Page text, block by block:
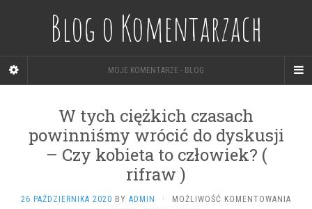
Blog o Komentarzach
MOJE KOMENTARZE - BLOG
W tych ciężkich czasach
powinniśmy wrócić do dyskusji
– Czy kobieta to człowiek? (
rifraw )
26 PAŹDZIERNIKA 2020 BY ADMIN ·
MOŻLIWOŚĆ KOMENTOWANIA